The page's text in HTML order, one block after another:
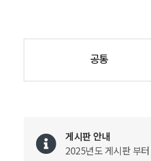
공통
게시판 안내
2025년도 게시판 부